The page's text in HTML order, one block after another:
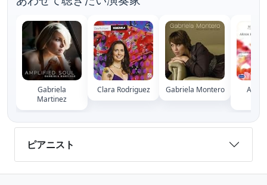
Gabriela
Martinez
Clara Rodriguez Gabriela Montero
Ana
ピアニスト